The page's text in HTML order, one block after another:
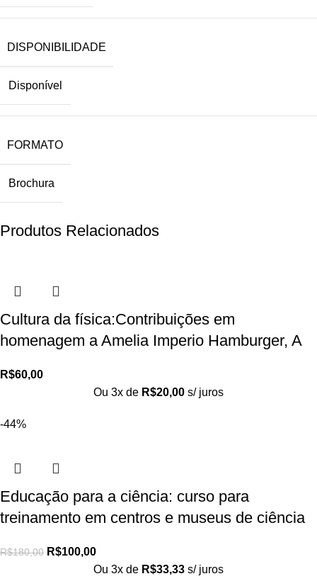
DISPONIBILIDADE
Disponível
FORMATO
Brochura
Produtos Relacionados
Cultura da física:Contribuições em
homenagem a Amelia Imperio Hamburger, A
R$60,00
Ou 3x de R$20,00 s/ juros
-44%
Educação para a ciência: curso para
treinamento em centros e museus de ciência
R$180,00 R$100,00
Ou 3x de R$33,33 s/ juros